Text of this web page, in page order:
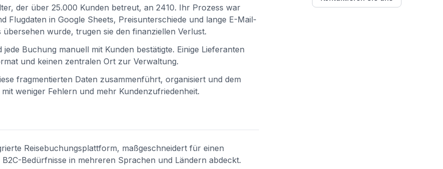
der über 25.000 Kunden betreut, an 2410. Ihr Prozess war
Flugdaten in Google Sheets, Preisunterschiede und lange E-Mail-
wurde, trugen sie den finanziellen Verlust.
Buchung manuell mit Kunden bestätigte. Einige Lieferanten
und keinen zentralen Ort zur Verwaltung.
fragmentierten Daten zusammenführt, organisiert und dem
weniger Fehlern und mehr Kundenzufriedenheit.
Reisebuchungsplattform, maßgeschneidert für einen
Bedürfnisse in mehreren Sprachen und Ländern abdeckt.